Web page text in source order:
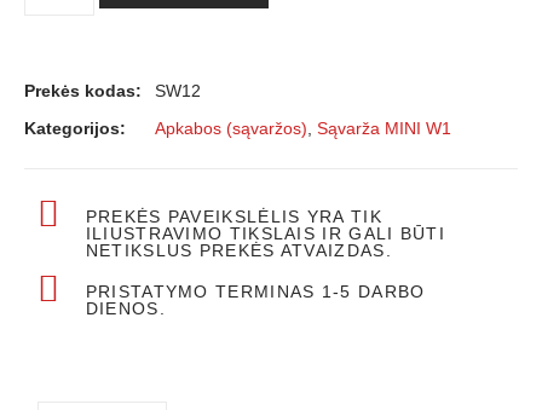
Prekės kodas:
SW12
Kategorijos:
Apkabos (sąvaržos) Sąvarža MINI W1
PREKĖS PAVEIKSLĖLIS YRA TIK
ILIUSTRAVIMO TIKSLAIS IR GALI BŪTI
NETIKSLUS PREKĖS ATVAIZDAS.
PRISTATYMO TERMINAS 1-5 DARBO
DIENOS.